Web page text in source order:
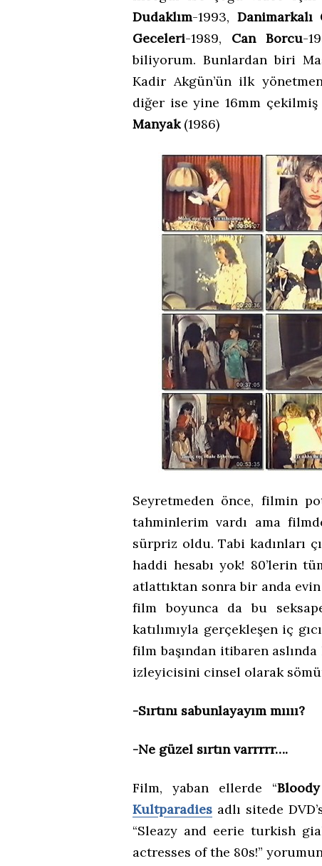
Dudaklım-1993, Danimarkalı
Geceleri-1989, Can Borcu-
biliyorum. Bunlardan biri
Kadir Akgün’ün ilk
diğer ise yine 16mm
Manyak(1986)
Seyretmeden önce, filmin
tahminlerim vardı ama
sürpriz oldu. Tabi kadınları
haddi hesabı yok! 80’lerin
atlattıktan sonra bir anda
film boyunca da bu
katılımıyla gerçekleşen iç
film başından itibaren
izleyicisini cinsel olarak
-Sırtını sabunlayayım mıııı?
-Ne güzel sırtın varrrrr….
Film, yaban ellerde “
Kultparadies adlı sitede
“Sleazy and eerie turkish
actresses of the 80s!”